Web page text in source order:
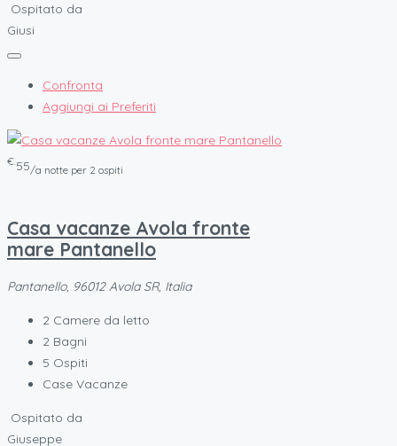
Ospitato da
Giusi
Confronta
Aggiungi ai Preferiti
€.55/a notte per 2 ospiti
Casa vacanze Avola fronte
mare Pantanello
Pantanello, 96012 Avola SR, Italia
2 Camere da letto
2 Bagni
5 Ospiti
Case Vacanze
Ospitato da
Giuseppe